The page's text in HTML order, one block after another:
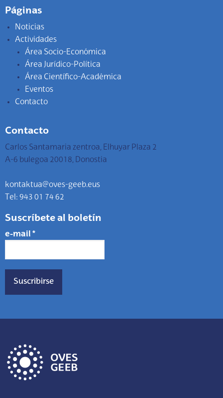
Páginas
Noticias
Actividades
Área Socio-Económica
Área Jurídico-Política
Área Científico-Académica
Eventos
Contacto
Contacto
Carlos Santamaria zentroa, Elhuyar Plaza 2
A-6 bulegoa 20018, Donostia
kontaktua@oves-geeb.eus
Tel: 943 01 74 62
Suscríbete al boletín
e-mail *